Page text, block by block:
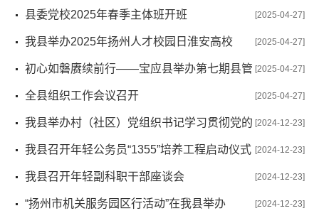
（扩大）会议召开 [2025-04-27]
县委党校2025年春季主体班开班
[2025-04-27]
我县举办2025年扬州人才校园日淮安高校
（宝应专场）活动 [2025-04-27]
初心如磐赓续前行——宝应县举办第七期县管
干部荣誉退休仪式 [2025-04-27]
全县组织工作会议召开
[2024-12-23]
我县举办村（社区）党组织书记学习贯彻党的
二十届三中全会精神培训班 [2024-12-23]
我县召开年轻公务员“1355”培养工程启动仪式
暨公务员工作会议 [2024-12-23]
我县召开年轻副科职干部座谈会
[2024-12-23]
“扬州市机关服务园区行活动”在我县举办